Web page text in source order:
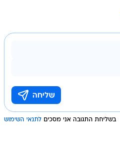
בשליחת התגובה אני מסכים לתנאי השימוש